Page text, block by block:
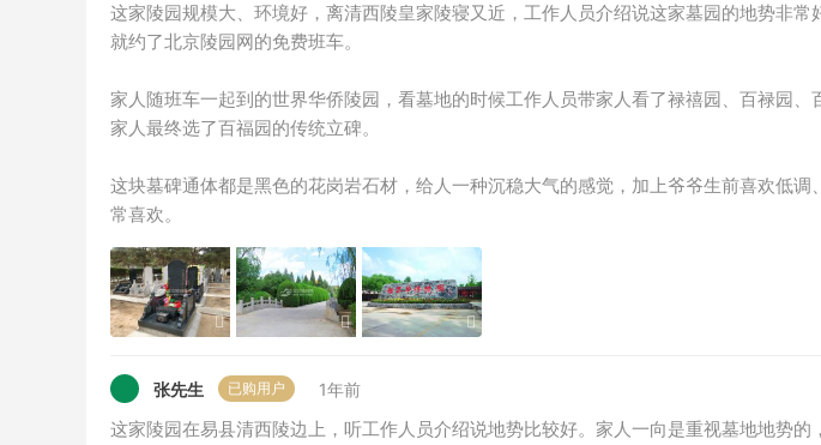
这家陵园规模大、环境好，离清西陵皇家陵寝又近，工作人员介绍说这家墓园的地势非
就约了北京陵园网的免费班车。
家人随班车一起到的世界华侨陵园，看墓地的时候工作人员带家人看了禄禧园、百禄园、
家人最终选了百福园的传统立碑。
这块墓碑通体都是黑色的花岗岩石材，给人一种沉稳大气的感觉，加上爷爷生前喜欢低
常喜欢。
张先生 已购用户 1年前
这家陵园在易县清西陵边上，听工作人员介绍说地势比较好。家人一向是重视墓地地势